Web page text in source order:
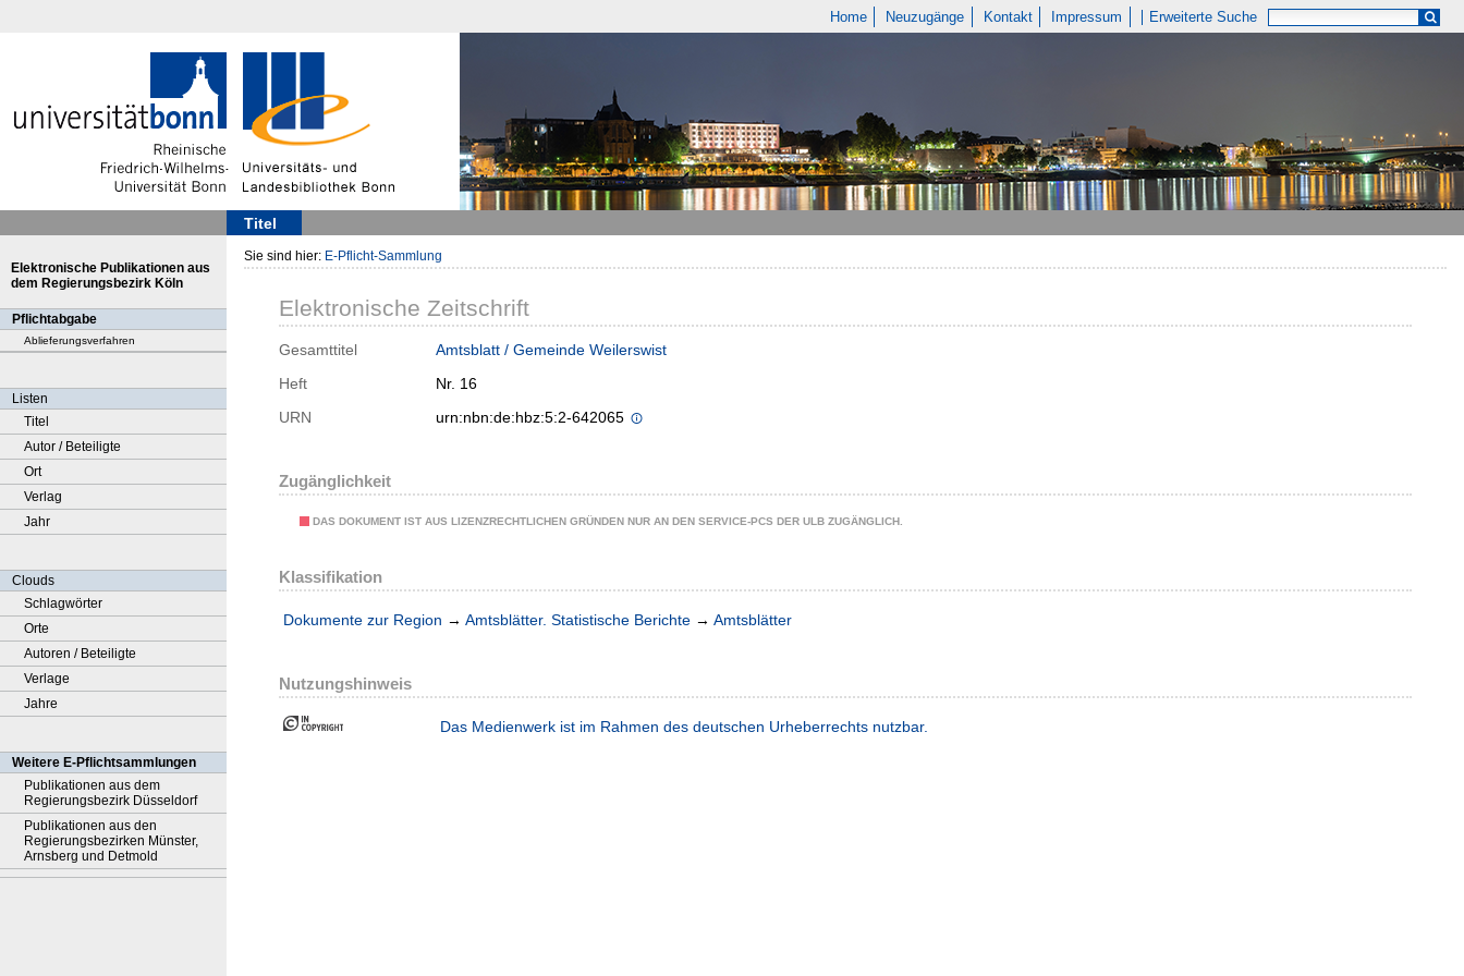
Home Neuzugänge Kontakt Impressum Erweiterte Suche
Titel
Elektronische Publikationen aus
dem Regierungsbezirk Köln
Pflichtabgabe
Ablieferungsverfahren
Listen
Titel
Autor / Beteiligte
Ort
Verlag
Jahr
Clouds
Schlagwörter
Orte
Autoren / Beteiligte
Verlage
Jahre
Weitere E-Pflichtsammlungen
Publikationen aus dem
Regierungsbezirk Düsseldorf
Publikationen aus den
Regierungsbezirken Münster,
Arnsberg und Detmold
Sie sind hier: E-Pflicht-Sammlung
Elektronische Zeitschrift
Gesamttitel
Amtsblatt / Gemeinde Weilerswist
Heft
Nr. 16
URN
urn:nbn:de:hbz:5:2-642065
Zugänglichkeit
DAS DOKUMENT IST AUS LIZENZRECHTLICHEN GRÜNDEN NUR AN DEN SERVICE-PCS DER ULB ZUGÄNGLICH.
Klassifikation
Dokumente zur Region → Amtsblätter. Statistische Berichte → Amtsblätter
Nutzungshinweis
Das Medienwerk ist im Rahmen des deutschen Urheberrechts nutzbar.